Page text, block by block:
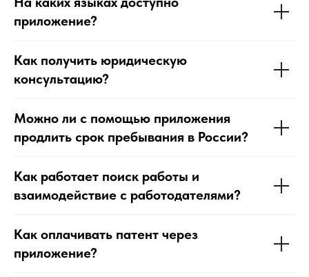
приложение?
Как получить юридическую
консультацию?
Можно ли с помощью приложения
продлить срок пребывания в России?
Как работает поиск работы и
взаимодействие с работодателями?
Как оплачивать патент через
приложение?